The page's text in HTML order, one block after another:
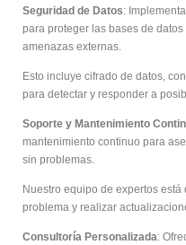
Seguridad de Datos:
para proteger las bases de
amenazas externas.
Esto incluye cifrado de datos,
para detectar y responder a
Soporte y Mantenimiento
mantenimiento continuo para
sin problemas.
Nuestro equipo de expertos
problema y realizar
Consultoría Personalizada: